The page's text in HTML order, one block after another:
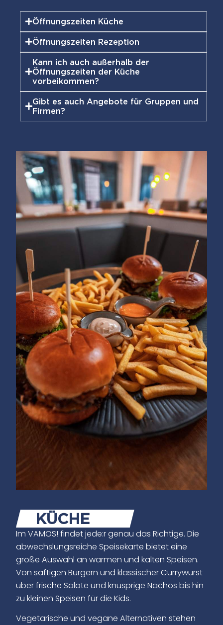
Öffnungszeiten Küche
Öffnungszeiten Rezeption
Kann ich auch außerhalb der
Öffnungszeiten der Küche
vorbeikommen?
Gibt es auch Angebote für Gruppen und
Firmen?
KÜCHE
Im VAMOS! findet jede:r genau das Richtige. Die
abwechslungsreiche Speisekarte bietet eine
große Auswahl an warmen und kalten Speisen.
Von saftigen Burgern und klassischer Currywurst
über frische Salate und knusprige Nachos bis hin
zu kleinen Speisen für die Kids.
Vegetarische und vegane Alternativen stehen